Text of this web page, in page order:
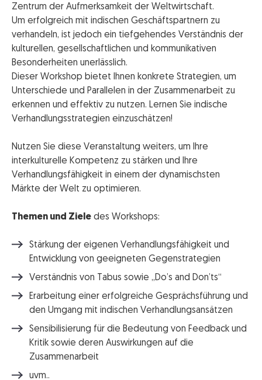
Zentrum der Aufmerksamkeit der Weltwirtschaft.
Um erfolgreich mit indischen Geschäftspartnern zu
verhandeln, ist jedoch ein tiefgehendes Verständnis der
kulturellen, gesellschaftlichen und kommunikativen
Besonderheiten unerlässlich.
Dieser Workshop bietet Ihnen konkrete Strategien, um
Unterschiede und Parallelen in der Zusammenarbeit zu
erkennen und effektiv zu nutzen. Lernen Sie indische
Verhandlungsstrategien einzuschätzen!
Nutzen Sie diese Veranstaltung weiters, um Ihre
interkulturelle Kompetenz zu stärken und Ihre
Verhandlungsfähigkeit in einem der dynamischsten
Märkte der Welt zu optimieren.
Themen und Ziele des Workshops:
Stärkung der eigenen Verhandlungsfähigkeit und
Entwicklung von geeigneten Gegenstrategien
Verständnis von Tabus sowie „Do’s and Don’ts“
Erarbeitung einer erfolgreiche Gesprächsführung und
den Umgang mit indischen Verhandlungsansätzen
Sensibilisierung für die Bedeutung von Feedback und
Kritik sowie deren Auswirkungen auf die
Zusammenarbeit
uvm..